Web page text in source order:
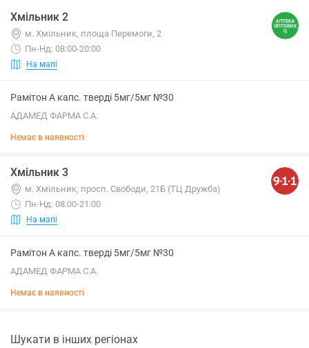
Хмільник 2
м. Хмільник, площа Перемоги, 2
Пн-Нд: 08:00-20:00
На мапі
Рамітон А капс. тверді 5мг/5мг №30
АДАМЕД ФАРМА С.А.
Немає в наявності
Хмільник 3
м. Хмільник, просп. Свободи, 21Б (ТЦ Дружба)
Пн-Нд: 08:00-21:00
На мапі
Рамітон А капс. тверді 5мг/5мг №30
АДАМЕД ФАРМА С.А.
Немає в наявності
Шукати в інших регіонах